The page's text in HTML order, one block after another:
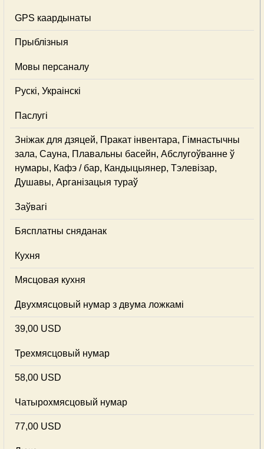
GPS каардынаты
Прыблізныя
Мовы персаналу
Рускі, Украінскі
Паслугі
Зніжак для дзяцей, Пракат інвентара, Гімнастычны
зала, Сауна, Плавальны басейн, Абслугоўванне ў
нумары, Кафэ / бар, Кандыцыянер, Тэлевізар,
Душавы, Арганізацыя тураў
Заўвагі
Бясплатны сняданак
Кухня
Мясцовая кухня
Двухмясцовый нумар з двума ложкамі
39,00 USD
Трехмясцовый нумар
58,00 USD
Чатырохмясцовый нумар
77,00 USD